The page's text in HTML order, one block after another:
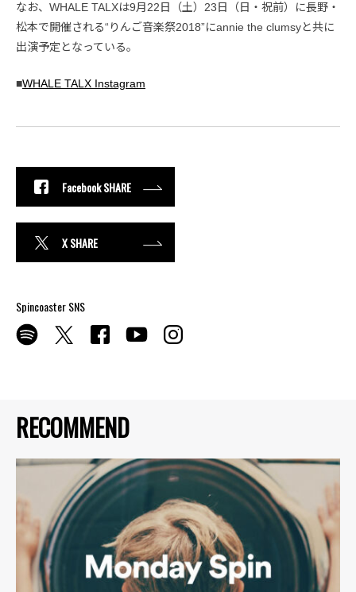
RECOMMEND
なお、WHALE TALXは9月22日（土）23日（日・祝前）に長野・
松本で開催される“りんご音楽祭2018”にannie the clumsyと共に
出演予定となっている。
■WHALE TALX Instagram
Facebook SHARE
X SHARE
Spincoaster SNS